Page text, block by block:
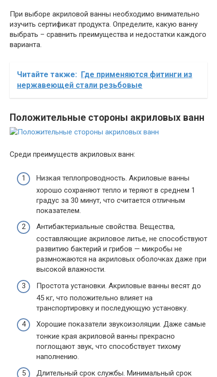
При выборе акриловой ванны необходимо внимательно
изучить сертификат продукта. Определите, какую ванну
выбрать – сравнить преимущества и недостатки каждого
варианта.
Читайте также:
Где применяются фитинги из
нержавеющей стали резьбовые
Положительные стороны акриловых ванн
Среди преимуществ акриловых ванн:
Низкая теплопроводность. Акриловые ванны
хорошо сохраняют тепло и теряют в среднем 1
градус за 30 минут, что считается отличным
показателем.
Антибактериальные свойства. Вещества,
составляющие акриловое литье, не способствуют
развитию бактерий и грибов — микробы не
размножаются на акриловых оболочках даже при
высокой влажности.
Простота установки. Акриловые ванны весят до
45 кг, что положительно влияет на
транспортировку и последующую установку.
Хорошие показатели звукоизоляции. Даже самые
тонкие края акриловой ванны прекрасно
поглощают звук, что способствует тихому
наполнению.
Длительный срок службы. Минимальный срок